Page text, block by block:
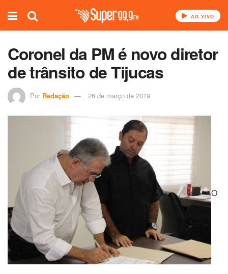
AO VIVO
Coronel da PM é novo diretor
de trânsito de Tijucas
Por Redação 26 de março de 2019
O